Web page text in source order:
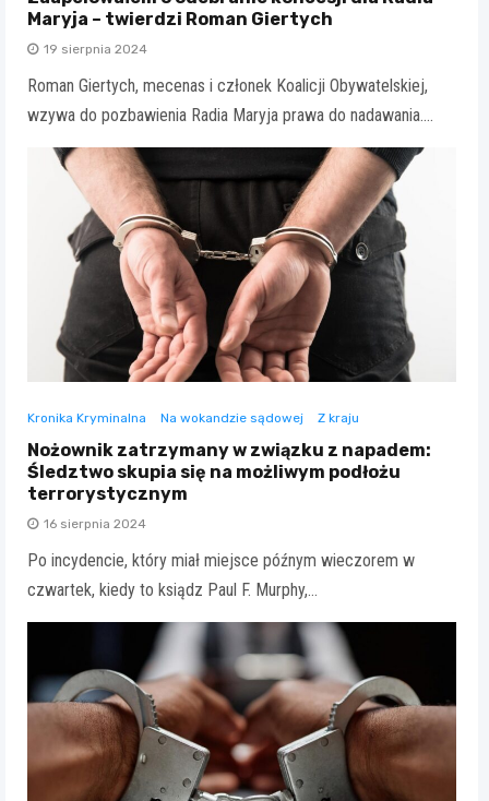
Maryja – twierdzi Roman Giertych
19 sierpnia 2024
Roman Giertych, mecenas i członek Koalicji Obywatelskiej,
wzywa do pozbawienia Radia Maryja prawa do nadawania.…
Kronika Kryminalna Na wokandzie sądowej Z kraju
Nożownik zatrzymany w związku z napadem:
Śledztwo skupia się na możliwym podłożu
terrorystycznym
16 sierpnia 2024
Po incydencie, który miał miejsce późnym wieczorem w
czwartek, kiedy to ksiądz Paul F. Murphy,…